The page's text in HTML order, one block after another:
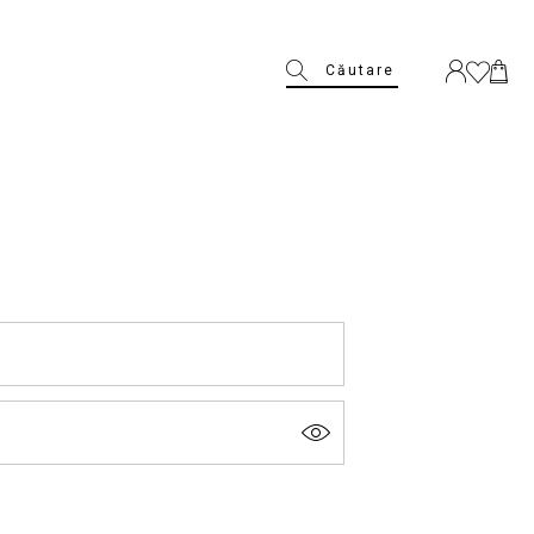
Căutare